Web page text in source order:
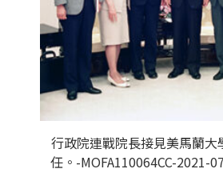
行政院連戰院長接見美馬蘭大
任。-MOFA110064CC-2021-